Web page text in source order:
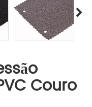
Couro